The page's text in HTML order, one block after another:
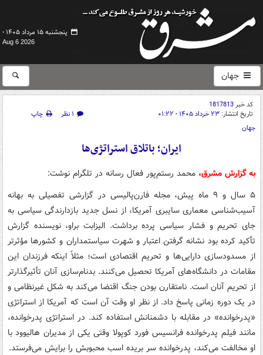
پنجشنبه ۱۵ مرداد ۱۴۰۵ -
Aug 6 2026
جهان
کد خبر1817813
تاریخ انتشار: ۲۳ خرداد ۱۴۰۵ - ۰۱:۲۲ ۱ نظر
چاپ
جهان
ایران؛ باتلاق استراتژی‌ها
به گزارش مشرق، محمد رستم‌پور فعال رسانه در تلگرام نوشت:
۵ سال و ۹ ماه پیش، مجله فارن‌پالیسی در گزارشی تفصیلی به بهانه
آسیب‌شناسی معماری سایبری آمریکا، از نسل جدید بازدارندگی سیاسی به
جای تحریم و فشار سیاسی پرده برداشت. الیزابت براو، نویسنده گزارش
تأکید کرده بود نشانه گرفتن اعتبار و شهرت سیاستمداران و کشورها مؤثرتر
از مسدودسازی دارایی‌ها و تحریم اقتصادی است؛ مثلاً اینکه فرزندان این
مقامات در دانشگاه‌های آمریکا تحصیل می‌کنند. بدنام‌سازی آنان تأثیرگذارتر
از تحریم آنان است. نامتقارن بودن جنگ اقتضا می‌کند به شکل غیرنظامی و
در یک دوره زمانی پاسخ داد. از نظر او وقت آن است که آمریکا از استراتژی
«پدرخوانده» در مقابله با دشمنانش استفاده کند. در استرات‍ژی پدرخوانده،
مانند فیلم پدرخوانده فرانسیس فورد کوپولا وقتی یکی از مدیران هالیوود با
او مخالفت می‌کند، پدرخوانده سر بریده اسب محبوبش را برایش می‌فرستد.